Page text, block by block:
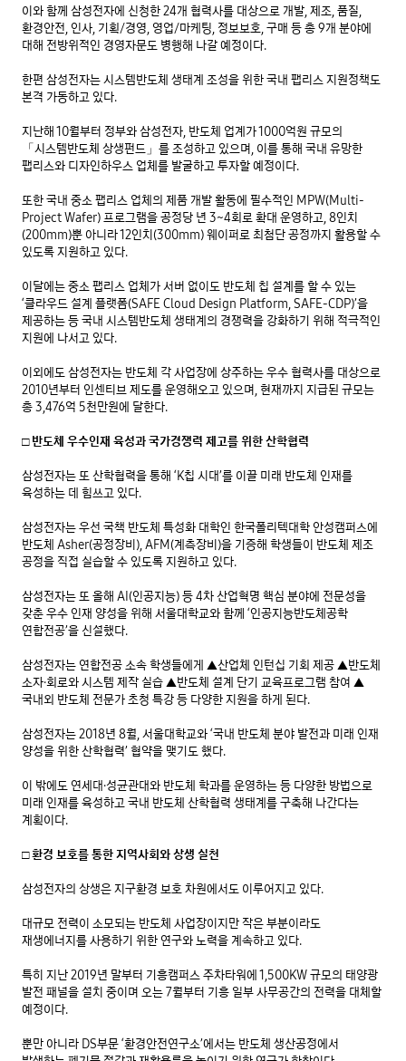
이와 함께 삼성전자에 신청한 24개 협력사를 대상으로 개발, 제조, 품질,
환경안전, 인사, 기획/경영, 영업/마케팅, 정보보호, 구매 등 총 9개 분야에
대해 전방위적인 경영자문도 병행해 나갈 예정이다.
한편 삼성전자는 시스템반도체 생태계 조성을 위한 국내 팹리스 지원정책도
본격 가동하고 있다.
지난해 10월부터 정부와 삼성전자, 반도체 업계가 1000억원 규모의
「시스템반도체 상생펀드」를 조성하고 있으며, 이를 통해 국내 유망한
팹리스와 디자인하우스 업체를 발굴하고 투자할 예정이다.
또한 국내 중소 팹리스 업체의 제품 개발 활동에 필수적인 MPW(Multi-
Project Wafer) 프로그램을 공정당 년 3~4회로 확대 운영하고, 8인치
(200mm)뿐 아니라 12인치(300mm) 웨이퍼로 최첨단 공정까지 활용할 수
있도록 지원하고 있다.
이달에는 중소 팹리스 업체가 서버 없이도 반도체 칩 설계를 할 수 있는
‘클라우드 설계 플랫폼(SAFE Cloud Design Platform, SAFE-CDP)’을
제공하는 등 국내 시스템반도체 생태계의 경쟁력을 강화하기 위해 적극적인
지원에 나서고 있다.
이외에도 삼성전자는 반도체 각 사업장에 상주하는 우수 협력사를 대상으로
2010년부터 인센티브 제도를 운영해오고 있으며, 현재까지 지급된 규모는
총 3,476억 5천만원에 달한다.
□ 반도체 우수인재 육성과 국가경쟁력 제고를 위한 산학협력
삼성전자는 또 산학협력을 통해 ‘K칩 시대’를 이끌 미래 반도체 인재를
육성하는 데 힘쓰고 있다.
삼성전자는 우선 국책 반도체 특성화 대학인 한국폴리텍대학 안성캠퍼스에
반도체 Asher(공정장비), AFM(계측장비)을 기증해 학생들이 반도체 제조
공정을 직접 실습할 수 있도록 지원하고 있다.
삼성전자는 또 올해 AI(인공지능) 등 4차 산업혁명 핵심 분야에 전문성을
갖춘 우수 인재 양성을 위해 서울대학교와 함께 ‘인공지능반도체공학
연합전공’을 신설했다.
삼성전자는 연합전공 소속 학생들에게 ▲산업체 인턴십 기회 제공 ▲반도체
소자·회로와 시스템 제작 실습 ▲반도체 설계 단기 교육프로그램 참여 ▲
국내외 반도체 전문가 초청 특강 등 다양한 지원을 하게 된다.
삼성전자는 2018년 8월, 서울대학교와 ‘국내 반도체 분야 발전과 미래 인재
양성을 위한 산학협력’ 협약을 맺기도 했다.
이 밖에도 연세대·성균관대와 반도체 학과를 운영하는 등 다양한 방법으로
미래 인재를 육성하고 국내 반도체 산학협력 생태계를 구축해 나간다는
계획이다.
□ 환경 보호를 통한 지역사회와 상생 실천
삼성전자의 상생은 지구환경 보호 차원에서도 이루어지고 있다.
대규모 전력이 소모되는 반도체 사업장이지만 작은 부분이라도
재생에너지를 사용하기 위한 연구와 노력을 계속하고 있다.
특히 지난 2019년 말부터 기흥캠퍼스 주차타워에 1,500KW 규모의 태양광
발전 패널을 설치 중이며 오는 7월부터 기흥 일부 사무공간의 전력을 대체할
예정이다.
뿐만 아니라 DS부문 ‘환경안전연구소’에서는 반도체 생산공정에서